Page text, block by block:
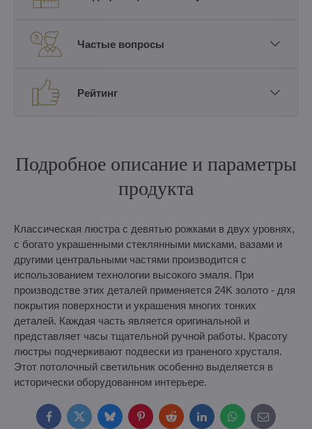
Частые вопросы
Рейтинг
Подробное описание и параметры
продукта
Классическая люстра с девятью рожками в двух уровнях,
с богато украшенными стеклянными мисками, вазами и
другими центральными частями производится с
использованием технологии высокого эмаля. При
производстве этих деталей применяется 24K золото - для
покрытия поверхности и украшения многих тонких
деталей. Каждая часть является оригинальной и
представляет часы тщательной ручной работы. Красоту
люстры подчеркивают подвески из граненого хрусталя.
Этот потолочный светильник особенно выделяется в
исторически оборудованном интерьере.
FacebookTwitterBlueskyPinterestRedditLinkedInWhatsApp
E-